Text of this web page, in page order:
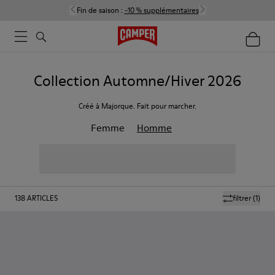
Fin de saison : -10 % supplémentaires
Collection Automne/Hiver 2026
Créé à Majorque. Fait pour marcher.
Femme Homme
filtrer(1)
138ARTICLES